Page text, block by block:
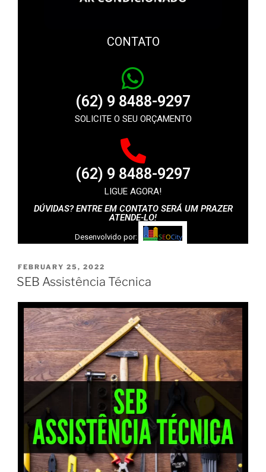
CONTATO
(62) 9 8488-9297
SOLICITE O SEU ORÇAMENTO
(62) 9 8488-9297
LIGUE AGORA!
DÚVIDAS? ENTRE EM CONTATO SERÁ UM PRAZER
ATENDE-LO!
Desenvolvido por:
FEBRUARY 25, 2022
SEB Assistência Técnica